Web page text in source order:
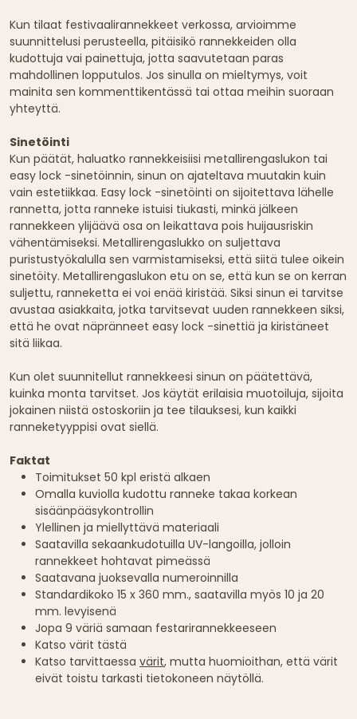
Kun tilaat festivaalirannekkeet verkossa, arvioimme
suunnittelusi perusteella, pitäisikö rannekkeiden olla
kudottuja vai painettuja, jotta saavutetaan paras
mahdollinen lopputulos. Jos sinulla on mieltymys, voit
mainita sen kommenttikentässä tai ottaa meihin suoraan
yhteyttä.
Sinetöinti
Kun päätät, haluatko rannekkeisiisi metallirengaslukon tai
easy lock -sinetöinnin, sinun on ajateltava muutakin kuin
vain estetiikkaa. Easy lock -sinetöinti on sijoitettava lähelle
rannetta, jotta ranneke istuisi tiukasti, minkä jälkeen
rannekkeen ylijäävä osa on leikattava pois huijausriskin
vähentämiseksi. Metallirengaslukko on suljettava
puristustyökalulla sen varmistamiseksi, että siitä tulee oikein
sinetöity. Metallirengaslukon etu on se, että kun se on kerran
suljettu, ranneketta ei voi enää kiristää. Siksi sinun ei tarvitse
avustaa asiakkaita, jotka tarvitsevat uuden rannekkeen siksi,
että he ovat näpränneet easy lock -sinettiä ja kiristäneet
sitä liikaa.
Kun olet suunnitellut rannekkeesi sinun on päätettävä,
kuinka monta tarvitset. Jos käytät erilaisia muotoiluja, sijoita
jokainen niistä ostoskoriin ja tee tilauksesi, kun kaikki
ranneketyyppisi ovat siellä.
Faktat
Toimitukset 50 kpl eristä alkaen
Omalla kuviolla kudottu ranneke takaa korkean
sisäänpääsykontrollin
Ylellinen ja miellyttävä materiaali
Saatavilla sekaankudotuilla UV-langoilla, jolloin
rannekkeet hohtavat pimeässä
Saatavana juoksevalla numeroinnilla
Standardikoko 15 x 360 mm., saatavilla myös 10 ja 20
mm. levyisenä
Jopa 9 väriä samaan festarirannekkeeseen
Katso värit tästä
Katso tarvittaessa värit, mutta huomioithan, että värit
eivät toistu tarkasti tietokoneen näytöllä.